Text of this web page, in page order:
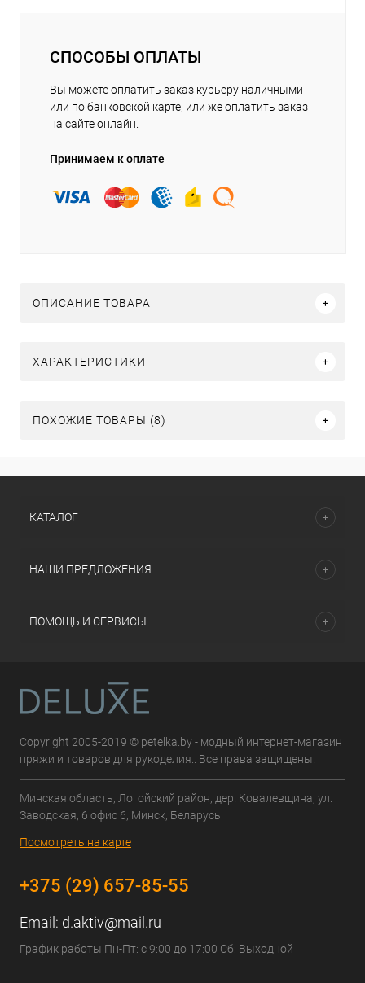
СПОСОБЫ ОПЛАТЫ
Вы можете оплатить заказ курьеру наличными
или по банковской карте, или же оплатить заказ
на сайте онлайн.
Принимаем к оплате
ОПИСАНИЕ ТОВАРА
ХАРАКТЕРИСТИКИ
ПОХОЖИЕ ТОВАРЫ (8)
КАТАЛОГ
НАШИ ПРЕДЛОЖЕНИЯ
ПОМОЩЬ И СЕРВИСЫ
Copyright 2005-2019 © petelka.by - модный интернет-магазин
пряжи и товаров для рукоделия.. Все права защищены.
Минская область, Логойский район, дер. Ковалевщина, ул.
Заводская, 6 офис 6, Минск, Беларусь
Посмотреть на карте
+375 (29) 657-85-55
Email: d.aktiv@mail.ru
График работы Пн-Пт: с 9:00 до 17:00 Сб: Выходной